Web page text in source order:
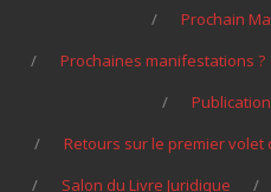
Prochain
Prochaines manifestations ?
Retours sur le premier volet
Salon du Livre Juridique